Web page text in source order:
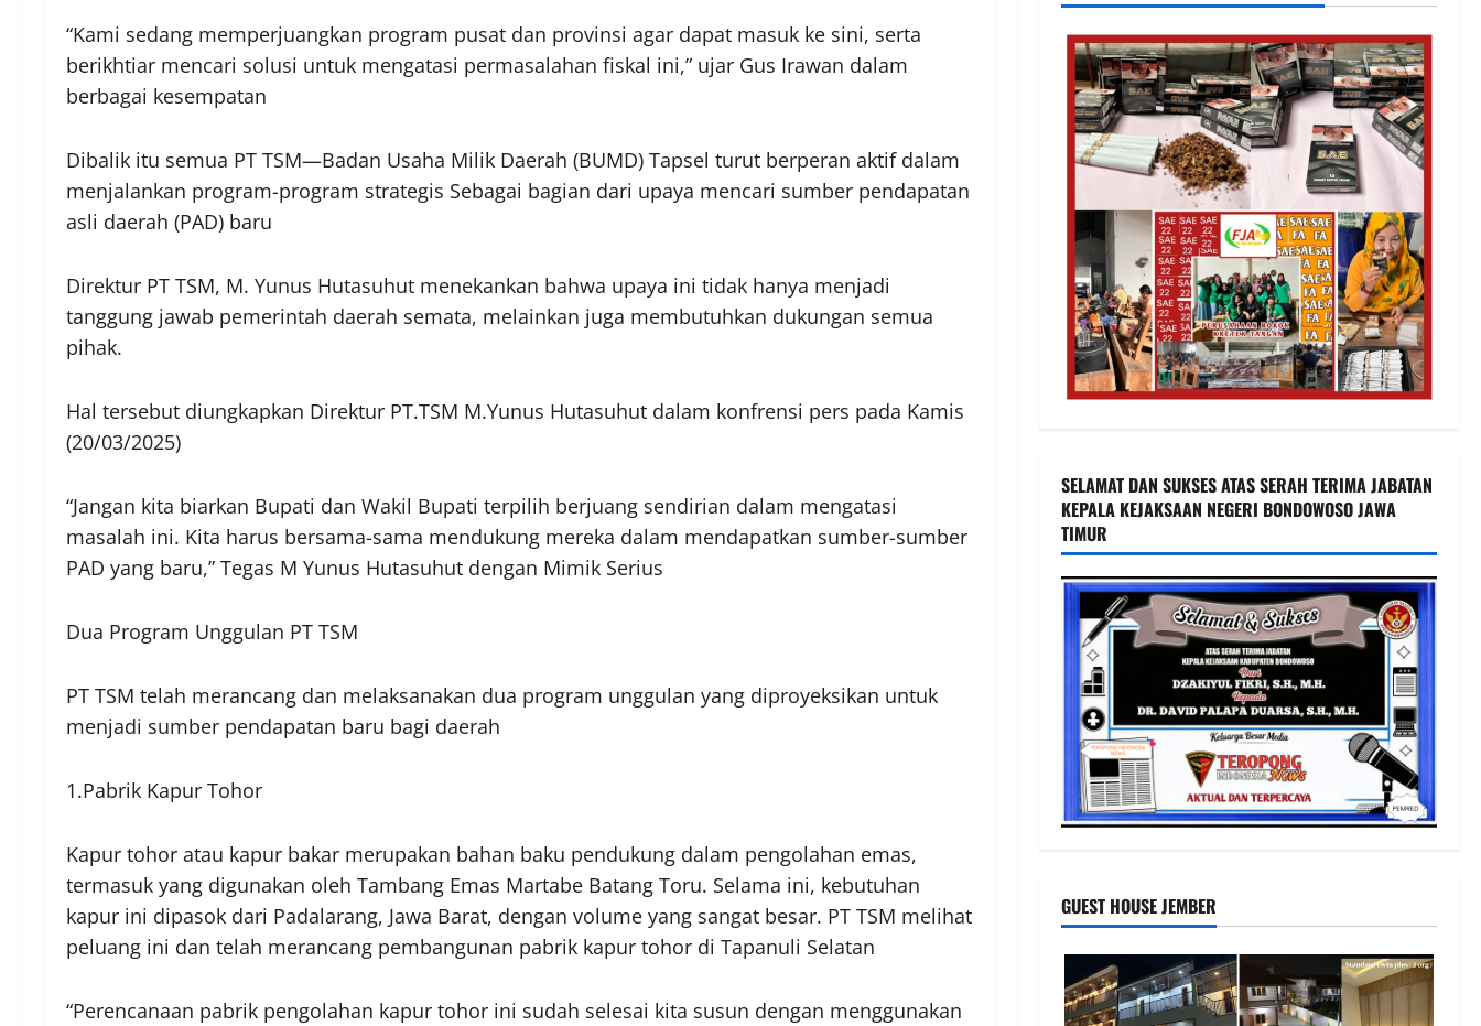
“Kami sedang memperjuangkan program pusat dan provinsi agar dapat masuk ke sini, serta
berikhtiar mencari solusi untuk mengatasi permasalahan fiskal ini,” ujar Gus Irawan dalam
berbagai kesempatan
Dibalik itu semua PT TSM—Badan Usaha Milik Daerah (BUMD) Tapsel turut berperan aktif dalam
menjalankan program-program strategis Sebagai bagian dari upaya mencari sumber pendapatan
asli daerah (PAD) baru
Direktur PT TSM, M. Yunus Hutasuhut menekankan bahwa upaya ini tidak hanya menjadi
tanggung jawab pemerintah daerah semata, melainkan juga membutuhkan dukungan semua
pihak.
Hal tersebut diungkapkan Direktur PT.TSM M.Yunus Hutasuhut dalam konfrensi pers pada Kamis
(20/03/2025)
“Jangan kita biarkan Bupati dan Wakil Bupati terpilih berjuang sendirian dalam mengatasi
masalah ini. Kita harus bersama-sama mendukung mereka dalam mendapatkan sumber-sumber
PAD yang baru,” Tegas M Yunus Hutasuhut dengan Mimik Serius
Dua Program Unggulan PT TSM
PT TSM telah merancang dan melaksanakan dua program unggulan yang diproyeksikan untuk
menjadi sumber pendapatan baru bagi daerah
1.Pabrik Kapur Tohor
Kapur tohor atau kapur bakar merupakan bahan baku pendukung dalam pengolahan emas,
termasuk yang digunakan oleh Tambang Emas Martabe Batang Toru. Selama ini, kebutuhan
kapur ini dipasok dari Padalarang, Jawa Barat, dengan volume yang sangat besar. PT TSM melihat
peluang ini dan telah merancang pembangunan pabrik kapur tohor di Tapanuli Selatan
“Perencanaan pabrik pengolahan kapur tohor ini sudah selesai kita susun dengan menggunakan
SELAMAT DAN SUKSES ATAS SERAH TERIMA JABATAN
KEPALA KEJAKSAAN NEGERI BONDOWOSO JAWA
TIMUR
GUEST HOUSE JEMBER